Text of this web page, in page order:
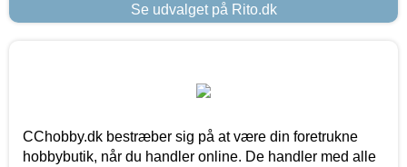
Se udvalget på Rito.dk
CChobby.dk bestræber sig på at være din foretrukne
hobbybutik, når du handler online. De handler med alle